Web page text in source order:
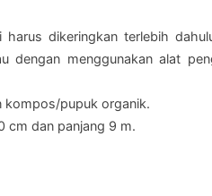
dikeringkan terlebih
dengan menggunakan alat
kompos/pupuk organik.
cm dan panjang 9 m.